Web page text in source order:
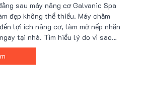
sau máy nâng cơ Galvanic Spa
đẹp không thể thiếu. Máy chăm
lợi ích nâng cơ, làm mờ nếp nhăn
tại nhà. Tìm hiểu lý do vì sao
là bí quyết làm đẹp hàng đầu.